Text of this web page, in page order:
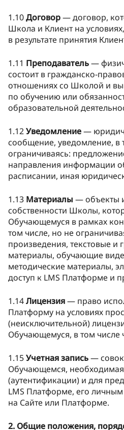
1.10Договор— договор,
Школа и Клиент на
в результате принятия
1.11 Преподаватель—
состоит в гражданско-
отношениях со Школой и
по обучению или
образовательной
1.12Уведомление—
сообщение, уведомление, в
ограничиваясь:
направления информации
расписании, иная
1.13 Материалы — объекты
собственности Школы,
Обучающемуся в рамках
том числе, но не
произведения, текстовые и
материалы, обучающие
методические материалы,
доступ к LMS Платформе и
1.14Лицензия— право
Платформу на условиях
(неисключительной)
Обучающемуся, в том числе
1.15Учетная запись—
Обучающемся,
(аутентификации) и для
LMS Платформе, его
на Сайте или Платформе.
2. Общие положения,